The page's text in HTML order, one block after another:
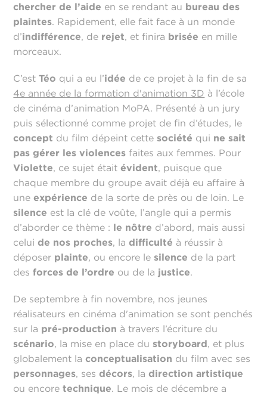
chercher de l’aide en se rendant au bureau des
plaintes. Rapidement, elle fait face à un monde
d’indifférence, de rejet, et finira brisée en mille
morceaux.
C’estTéo qui a eu l’idée de ce projet à la fin de sa
4e année de la formation d'animation 3D à l’école
de cinéma d’animation MoPA. Présenté à un jury
puis sélectionné comme projet de fin d’études, le
concept du film dépeint cettesociété qui ne sait
pas gérer les violences faites aux femmes. Pour
Violette, ce sujet étaitévident, puisque que
chaque membre du groupe avait déjà eu affaire à
uneexpérience de la sorte de près ou de loin. Le
silence est la clé de voûte, l’angle qui a permis
d’aborder ce thème : le nôtre d’abord, mais aussi
celuide nos proches, ladifficulté à réussir à
déposer plainte, ou encore lesilence de la part
desforces de l’ordre ou de la justice.
De septembre à fin novembre, nos jeunes
réalisateurs en cinéma d'animation se sont penchés
sur la pré-production à travers l’écriture du
scénario, la mise en place dustoryboard, et plus
globalement laconceptualisation du film avec ses
personnages, sesdécors, ladirection artistique
ou encoretechnique. Le mois de décembre a